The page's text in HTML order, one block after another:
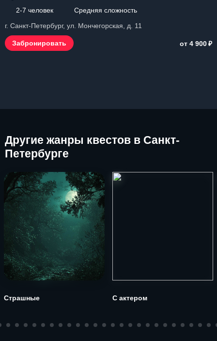
2-7 человек
Средняя сложность
г. Санкт-Петербург, ул. Мончегорская, д. 11
Забронировать от 4 900₽
Другие жанры квестов в Санкт-
Петербурге
Страшные С актером